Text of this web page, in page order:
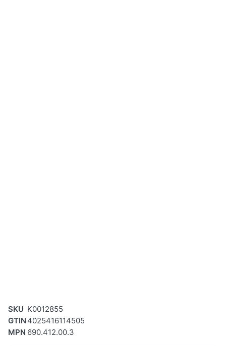
SKU K0012855
GTIN 4025416114505
MPN 690.412.00.3